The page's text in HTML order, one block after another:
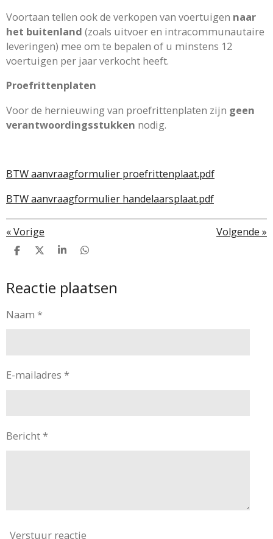
Voortaan tellen ook de verkopen van voertuigen naar
het buitenland (zoals uitvoer en intracommunautaire
leveringen) mee om te bepalen of u minstens 12
voertuigen per jaar verkocht heeft.
Proefrittenplaten
Voor de hernieuwing van proefrittenplaten zijn geen
verantwoordingsstukken nodig.
BTW aanvraagformulier proefrittenplaat.pdf
BTW aanvraagformulier handelaarsplaat.pdf
«Vorige Volgende »
D
e
n
D
l
S
r
e
D
e
n
Reactie plaatsen
Naam *
E-mailadres *
Bericht *
Verstuur reactie